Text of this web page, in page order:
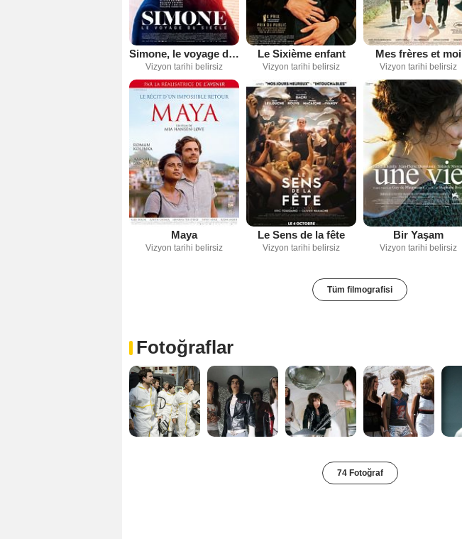
Simone, le voyage du siècle
Vizyon tarihi belirsiz
Le Sixième enfant
Vizyon tarihi belirsiz
Mes frères et moi
Vizyon tarihi belirsiz
Maya
Vizyon tarihi belirsiz
Le Sens de la fête
Vizyon tarihi belirsiz
Bir Yaşam
Vizyon tarihi belirsiz
Tüm filmografisi
Fotoğraflar
74 Fotoğraf